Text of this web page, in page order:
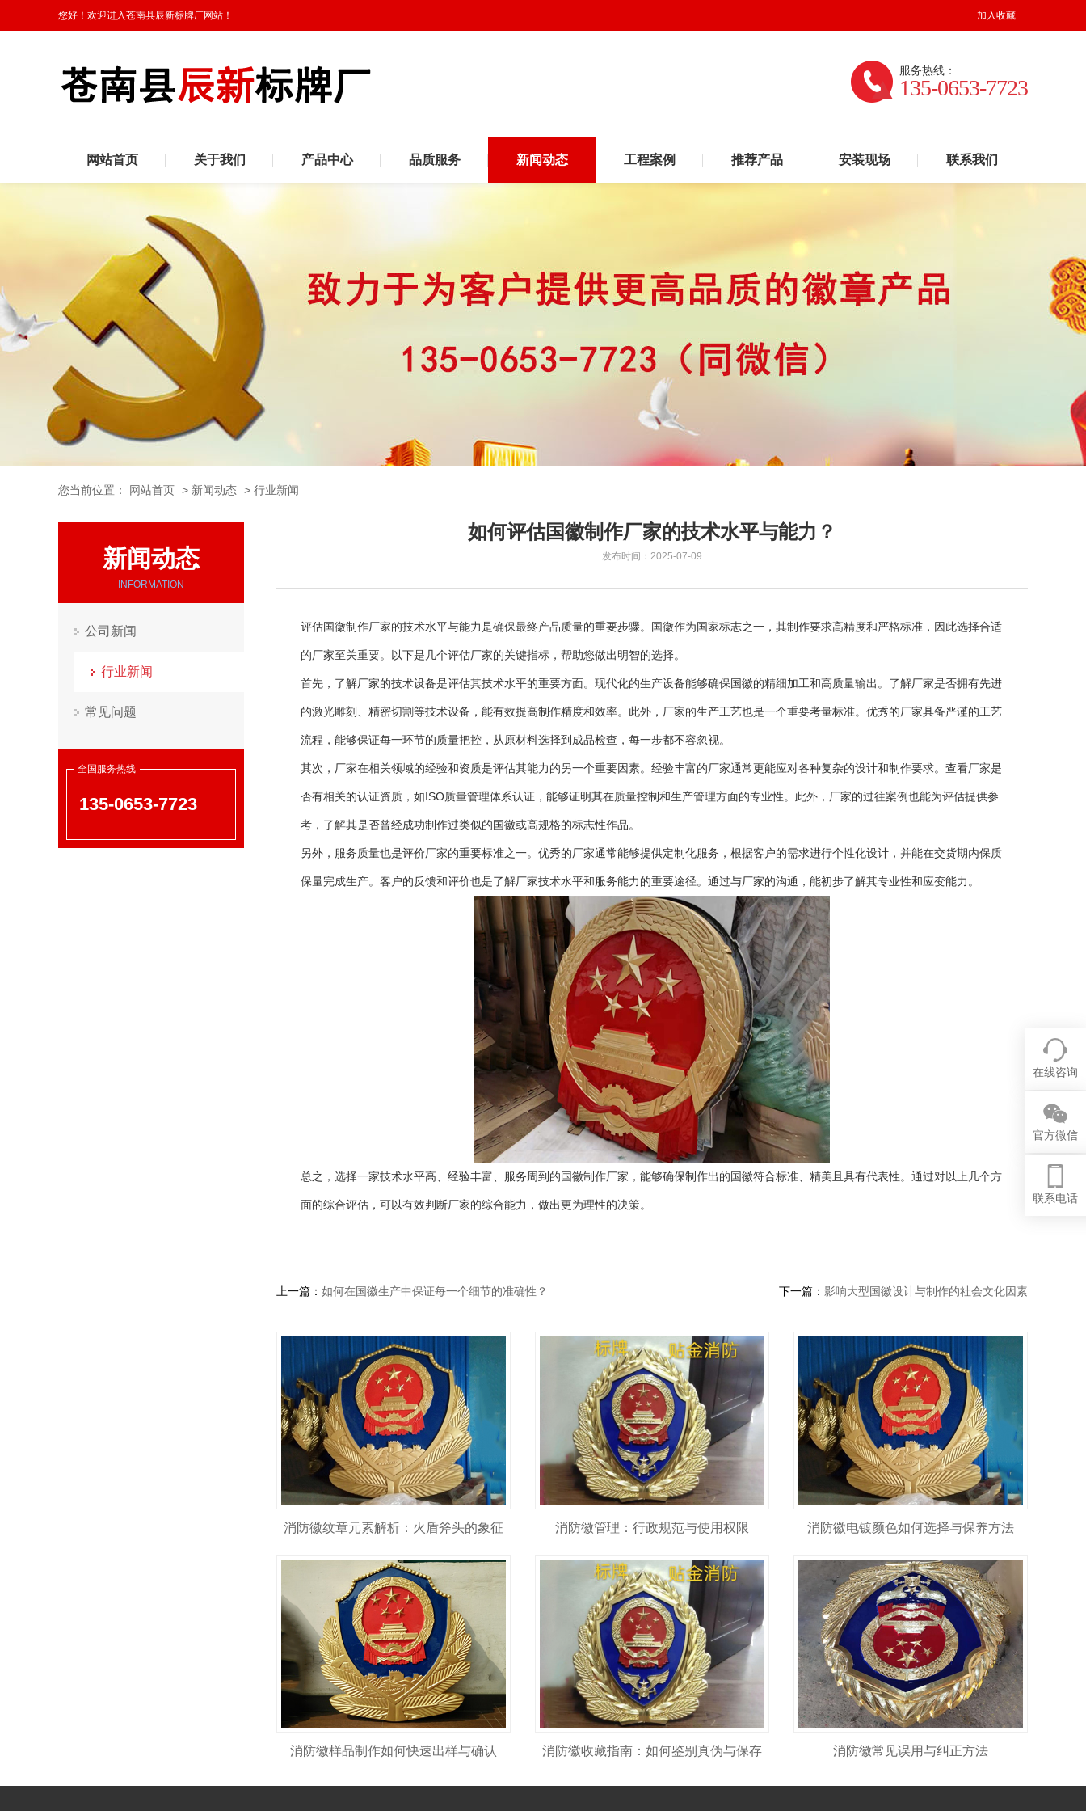
您好！欢迎进入苍南县辰新标牌厂网站！ 加入收藏
服务热线：
135-0653-7723
网站首页 关于我们 产品中心 品质服务 新闻动态 工程案例 推荐产品 安装现场 联系我们
您当前位置： 网站首页 > 新闻动态 > 行业新闻
新闻动态
INFORMATION
公司新闻
行业新闻
常见问题
全国服务热线
135-0653-7723
如何评估国徽制作厂家的技术水平与能力？
发布时间：2025-07-09
评估国徽制作厂家的技术水平与能力是确保最终产品质量的重要步骤。国徽作为国家标志之一，其制作要求高精度和严格标准，因此选择合适
的厂家至关重要。以下是几个评估厂家的关键指标，帮助您做出明智的选择。
首先，了解厂家的技术设备是评估其技术水平的重要方面。现代化的生产设备能够确保国徽的精细加工和高质量输出。了解厂家是否拥有先进
的激光雕刻、精密切割等技术设备，能有效提高制作精度和效率。此外，厂家的生产工艺也是一个重要考量标准。优秀的厂家具备严谨的工艺
流程，能够保证每一环节的质量把控，从原材料选择到成品检查，每一步都不容忽视。
其次，厂家在相关领域的经验和资质是评估其能力的另一个重要因素。经验丰富的厂家通常更能应对各种复杂的设计和制作要求。查看厂家是
否有相关的认证资质，如ISO质量管理体系认证，能够证明其在质量控制和生产管理方面的专业性。此外，厂家的过往案例也能为评估提供参
考，了解其是否曾经成功制作过类似的国徽或高规格的标志性作品。
另外，服务质量也是评价厂家的重要标准之一。优秀的厂家通常能够提供定制化服务，根据客户的需求进行个性化设计，并能在交货期内保质
保量完成生产。客户的反馈和评价也是了解厂家技术水平和服务能力的重要途径。通过与厂家的沟通，能初步了解其专业性和应变能力。
总之，选择一家技术水平高、经验丰富、服务周到的国徽制作厂家，能够确保制作出的国徽符合标准、精美且具有代表性。通过对以上几个方
面的综合评估，可以有效判断厂家的综合能力，做出更为理性的决策。
上一篇： 如何在国徽生产中保证每一个细节的准确性？ 下一篇： 影响大型国徽设计与制作的社会文化因素
消防徽纹章元素解析：火盾斧头的象征 消防徽管理：行政规范与使用权限 消防徽电镀颜色如何选择与保养方法
消防徽样品制作如何快速出样与确认 消防徽收藏指南：如何鉴别真伪与保存 消防徽常见误用与纠正方法
在线咨询
官方微信
联系电话